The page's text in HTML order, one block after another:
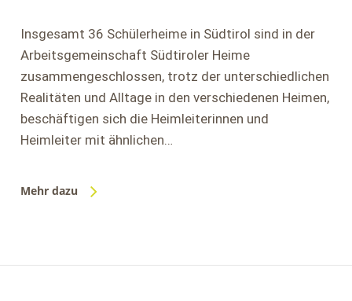
Insgesamt 36 Schülerheime in Südtirol sind in der
Arbeitsgemeinschaft Südtiroler Heime
zusammengeschlossen, trotz der unterschiedlichen
Realitäten und Alltage in den verschiedenen Heimen,
beschäftigen sich die Heimleiterinnen und
Heimleiter mit ähnlichen…
Mehr dazu